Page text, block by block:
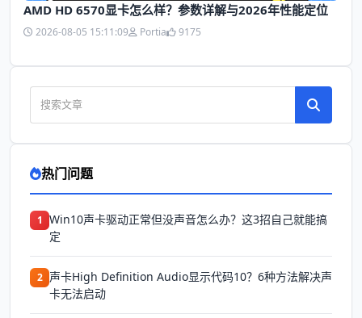
AMD HD 6570显卡怎么样？参数详解与2026年性能定位
2026-08-05 15:11:09 Portia 9175
热门问题
1 Win10声卡驱动正常但没声音怎么办？这3招自己就能搞
定
2 声卡High Definition Audio显示代码10？6种方法解决声
卡无法启动